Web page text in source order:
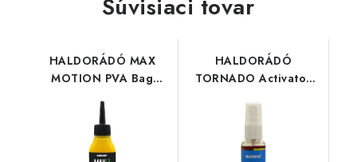
Súvisiaci tovar
HALDORÁDÓ MAX
MOTION PVA Bag
Corn
HALDORÁDÓ
TORNADO Activator